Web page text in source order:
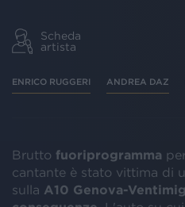
Scheda
artista
ENRICO RUGGERI ANDREA DAZ
Brutto fuoriprogramma
cantante è stato vittima di
sulla A10 Genova-